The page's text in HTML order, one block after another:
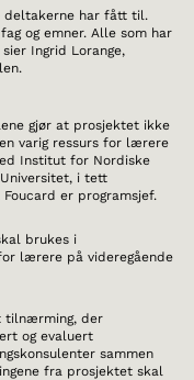
deltakerne har fått til.
og emner. Alle som har
Ingrid Lorange,
gjør at prosjektet ikke
varig ressurs for lærere
Institut for Nordiske
i tett
er programsjef.
brukes i
lærere på videregående
tilnærming, der
og evaluert
sammen
fra prosjektet skal